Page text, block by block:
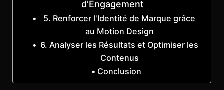
d'Engagement
5. Renforcer l'Identité de Marque grâce
au Motion Design
6. Analyser les Résultats et Optimiser les
Contenus
Conclusion